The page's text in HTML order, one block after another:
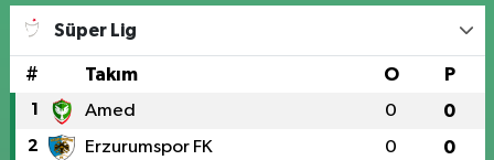
Süper Lig
# Takım O P
1 Amed 0 0
2 Erzurumspor FK 0 0